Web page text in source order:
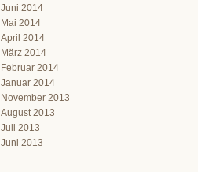
Juni 2014
Mai 2014
April 2014
März 2014
Februar 2014
Januar 2014
November 2013
August 2013
Juli 2013
Juni 2013